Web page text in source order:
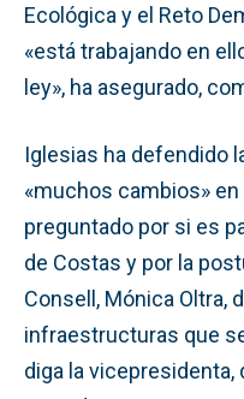
Ecológica y el Reto
«está trabajando en
ley», ha asegurado,
Iglesias ha defendido
«muchos cambios»
preguntado por si es
de Costas y por la
Consell, Mónica Oltra,
infraestructuras que
diga la vicepresidenta,